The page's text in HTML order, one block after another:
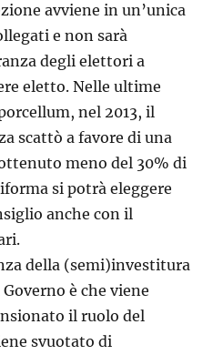
avviene in un’unica
e non sarà
degli elettori a
eletto. Nelle ultime
nel 2013, il
scattò a favore di una
meno del 30% di
si potrà eleggere
anche con il
della (semi)investitura
è che viene
il ruolo del
svuotato di